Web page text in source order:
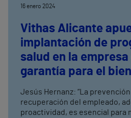
16 enero 2024
Vithas Alicante
implantación de
salud en la
garantía para el
Jesús Hernanz: “La
recuperación del empleado,
proactividad, es esencial para